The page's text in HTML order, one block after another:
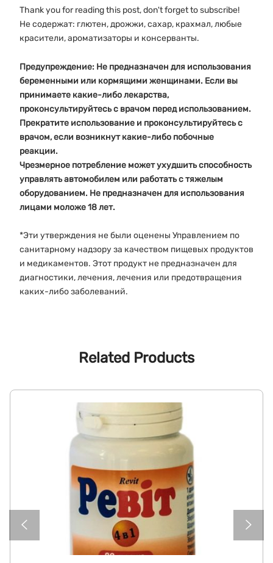
Thank you for reading this post, don't forget to subscribe!
Не содержат: глютен, дрожжи, сахар, крахмал, любые
красители, ароматизаторы и консерванты.
Предупреждение: Не предназначен для использования
беременными или кормящими женщинами. Если вы
принимаете какие-либо лекарства,
проконсультируйтесь с врачом перед использованием.
Прекратите использование и проконсультируйтесь с
врачом, если возникнут какие-либо побочные
реакции.
Чрезмерное потребление может ухудшить способность
управлять автомобилем или работать с тяжелым
оборудованием. Не предназначен для использования
лицами моложе 18 лет.
*Эти утверждения не были оценены Управлением по
санитарному надзору за качеством пищевых продуктов
и медикаментов. Этот продукт не предназначен для
диагностики, лечения, лечения или предотвращения
каких-либо заболеваний.
Related Products